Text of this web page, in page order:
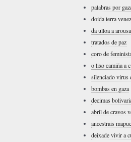
palabras por
doida terra
da ulloa a arousa
tratados de paz
coro de
o lixo camiña a
silenciado virus
bombas en gaza
decimas
abril de cravos
ancestrais
deixade vivir a